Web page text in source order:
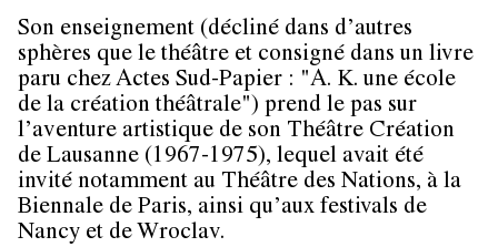
Son enseignement (décliné dans d’autres
sphères que le théâtre et consigné dans un livre
paru chez Actes Sud-Papier : "A. K. une école
de la création théâtrale") prend le pas sur
l’aventure artistique de son Théâtre Création
de Lausanne (1967-1975), lequel avait été
invité notamment au Théâtre des Nations, à la
Biennale de Paris, ainsi qu’aux festivals de
Nancy et de Wroclav.